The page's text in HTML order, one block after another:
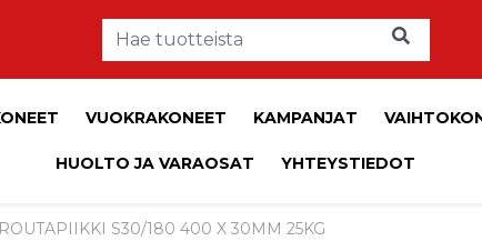
VUOKRAKONEET KAMPANJAT
HUOLTO JA VARAOSAT YHTEYSTIEDOT
S30/180 400 X 30MM 25KG